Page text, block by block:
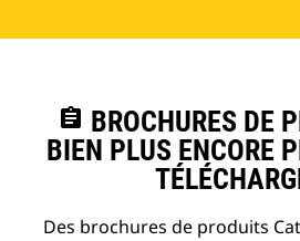
assignment BROCHURES DE
BIEN PLUS ENCORE
Des brochures de produits